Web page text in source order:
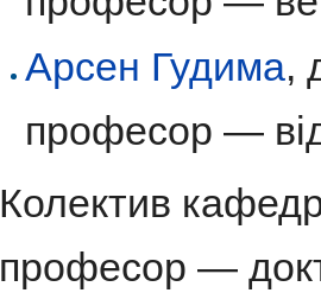
Арсен Гудима,
професор —
Колектив
професор —